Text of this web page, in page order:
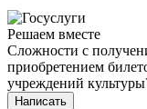
Решаем вместе
Сложности с
приобретением
учреждений
Написать